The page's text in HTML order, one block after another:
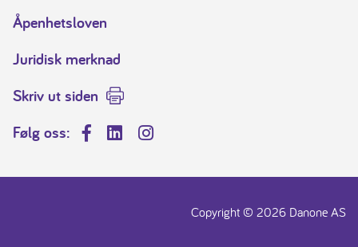
Åpenhetsloven
Juridisk merknad
Skriv ut siden
Følg oss:
Facebook
LinkedInInstagram
Copyright © 2026 Danone AS